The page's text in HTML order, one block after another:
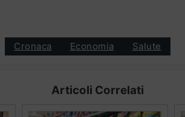
Cronaca Economia Salute
Articoli Correlati